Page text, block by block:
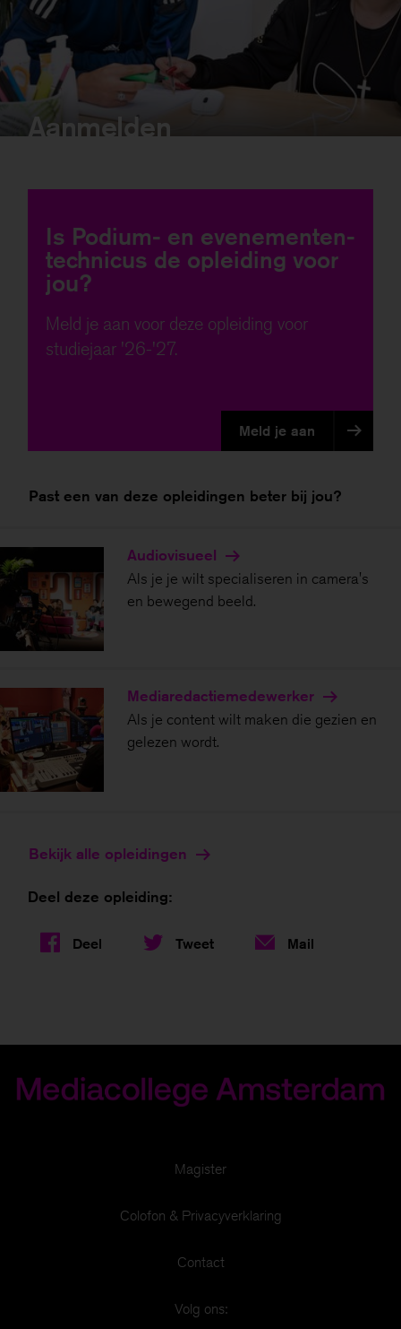
Aanmelden
Is Podium- en evenementen­
technicus de opleiding voor
jou?
Meld je aan voor deze opleiding voor
studiejaar '26-'27.
Meld je aan
Past een van deze opleidingen beter bij jou?
Audio­visueel
Als je je wilt specialiseren in camera's
en bewegend beeld.
Mediaredactie­medewerker
Als je content wilt maken die gezien en
gelezen wordt.
Bekijk alle opleidingen
Deel deze opleiding:
Deel Tweet Mail
Magister
Colofon & Privacyverklaring
Contact
Volg ons:
Om je een zo goed mogelijke website te bieden